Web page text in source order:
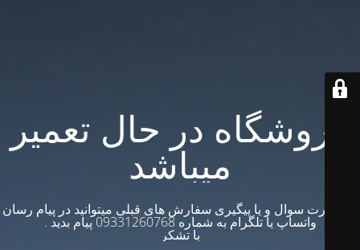
فروشگاه در حال تعمیر
میباشد
در صورت سوال و یا پیگیری سفارش های قبلی میتوانید در پیام رسان
واتساپ یا تلگرام به شماره 09331260768 پیام بدید .
با تشکر